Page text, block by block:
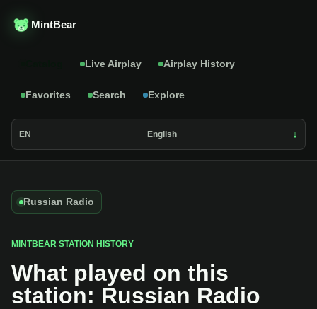
MintBear
Live Airplay Airplay History
Favorites Search Explore
EN English
Russian Radio
MINTBEAR STATION HISTORY
What played on this
station: Russian Radio